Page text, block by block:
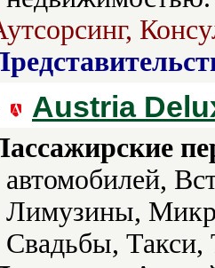
Austria
автомобилей,
Лимузины,
Свадьбы, Такси,